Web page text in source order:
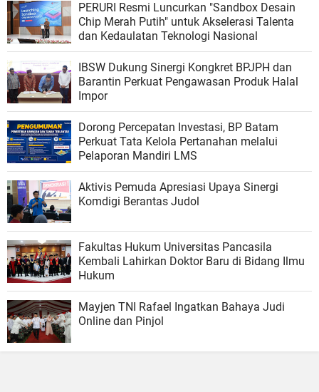
PERURI Resmi Luncurkan "Sandbox Desain
Chip Merah Putih" untuk Akselerasi Talenta
dan Kedaulatan Teknologi Nasional
IBSW Dukung Sinergi Kongkret BPJPH dan
Barantin Perkuat Pengawasan Produk Halal
Impor
Dorong Percepatan Investasi, BP Batam
Perkuat Tata Kelola Pertanahan melalui
Pelaporan Mandiri LMS
Aktivis Pemuda Apresiasi Upaya Sinergi
Komdigi Berantas Judol
Fakultas Hukum Universitas Pancasila
Kembali Lahirkan Doktor Baru di Bidang Ilmu
Hukum
Mayjen TNI Rafael Ingatkan Bahaya Judi
Online dan Pinjol